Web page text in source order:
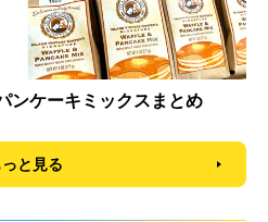
ンケーキミックスまとめ
っと見る